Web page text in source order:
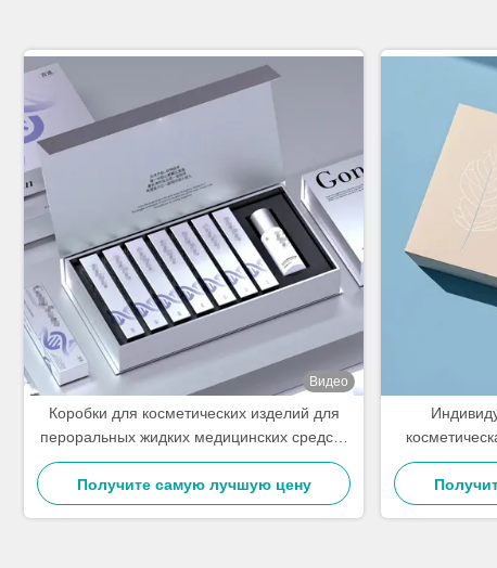
Видео
Коробки для косметических изделий для
пероральных жидких медицинских средств
Коробка для лазерных подарков Коробка
для упаковки с подвижной крышкой
Получите самую лучшую цену
масок /